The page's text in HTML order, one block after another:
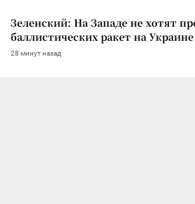
Зеленский: На Западе не хотят
баллистических ракет на Украине
28 минут назад